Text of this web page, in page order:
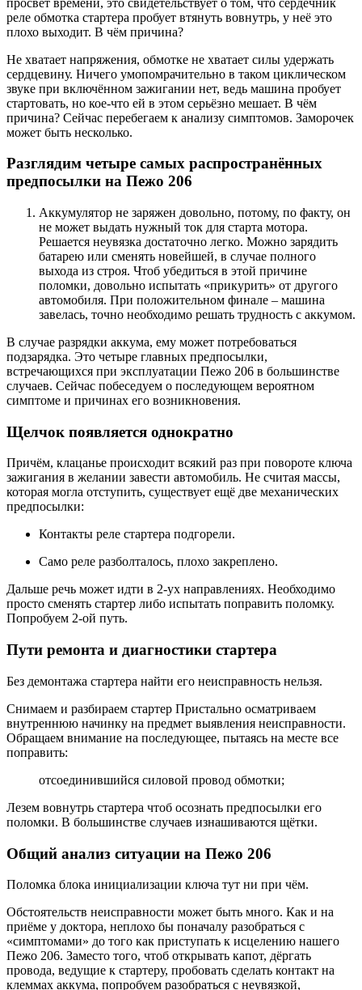
реле обмотка стартера пробует втянуть вовнутрь, у неё это
плохо выходит. В чём причина?
Не хватает напряжения, обмотке не хватает силы удержать
сердцевину. Ничего умопомрачительно в таком циклическом
звуке при включённом зажигании нет, ведь машина пробует
стартовать, но кое-что ей в этом серьёзно мешает. В чём
причина? Сейчас перебегаем к анализу симптомов. Заморочек
может быть несколько.
Разглядим четыре самых распространённых
предпосылки на Пежо 206
Аккумулятор не заряжен довольно, потому, по факту, он
не может выдать нужный ток для старта мотора.
Решается неувязка достаточно легко. Можно зарядить
батарею или сменять новейшей, в случае полного
выхода из строя. Чтоб убедиться в этой причине
поломки, довольно испытать «прикурить» от другого
автомобиля. При положительном финале – машина
завелась, точно необходимо решать трудность с аккумом.
В случае разрядки аккума, ему может потребоваться
подзарядка. Это четыре главных предпосылки,
встречающихся при эксплуатации Пежо 206 в большинстве
случаев. Сейчас побеседуем о последующем вероятном
симптоме и причинах его возникновения.
Щелчок появляется однократно
Причём, клацанье происходит всякий раз при повороте ключа
зажигания в желании завести автомобиль. Не считая массы,
которая могла отступить, существует ещё две механических
предпосылки:
Контакты реле стартера подгорели.
Само реле разболталось, плохо закреплено.
Дальше речь может идти в 2-ух направлениях. Необходимо
просто сменять стартер либо испытать поправить поломку.
Попробуем 2-ой путь.
Пути ремонта и диагностики стартера
Без демонтажа стартера найти его неисправность нельзя.
Снимаем и разбираем стартер Пристально осматриваем
внутреннюю начинку на предмет выявления неисправности.
Обращаем внимание на последующее, пытаясь на месте все
поправить:
отсоединившийся силовой провод обмотки;
Лезем вовнутрь стартера чтоб осознать предпосылки его
поломки. В большинстве случаев изнашиваются щётки.
Общий анализ ситуации на Пежо 206
Поломка блока инициализации ключа тут ни при чём.
Обстоятельств неисправности может быть много. Как и на
приёме у доктора, неплохо бы поначалу разобраться с
«симптомами» до того как приступать к исцелению нашего
Пежо 206. Заместо того, чтоб открывать капот, дёргать
провода, ведущие к стартеру, пробовать сделать контакт на
клеммах аккума, попробуем разобраться с неувязкой,